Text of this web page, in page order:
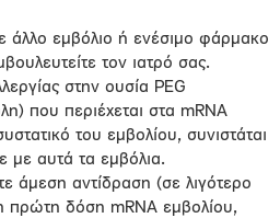
άλλο εμβόλιο ή ενέσιμο φάρμακο
τον ιατρό σας.
στην ουσία PEG
που περιέχεται στα mRNA
του εμβολίου, συνιστάται
με αυτά τα εμβόλια.
άμεση αντίδραση (σε λιγότερο
δόση mRNA εμβολίου,